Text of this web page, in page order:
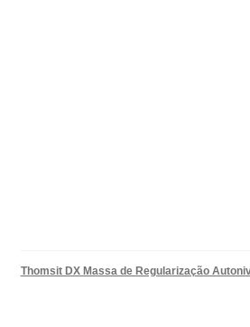
Thomsit DX Massa de Regularização